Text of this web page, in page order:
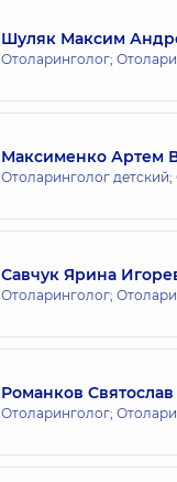
Шуляк Максим
Отоларинголог;
Максименко Артем
Отоларинголог детский;
Савчук Ярина
Отоларинголог;
Романков
Отоларинголог;